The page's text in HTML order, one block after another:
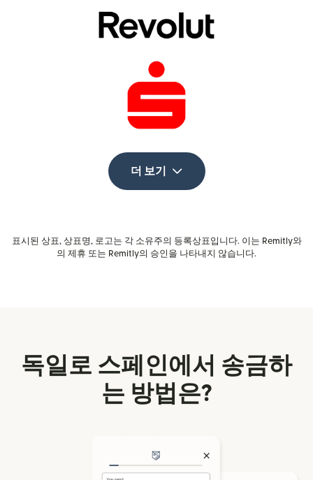
더 보기
표시된 상표, 상표명, 로고는 각 소유주의 등록상표입니다. 이는 Remitly와
의 제휴 또는 Remitly의 승인을 나타내지 않습니다.
독일로 스페인에서 송금하
는 방법은?